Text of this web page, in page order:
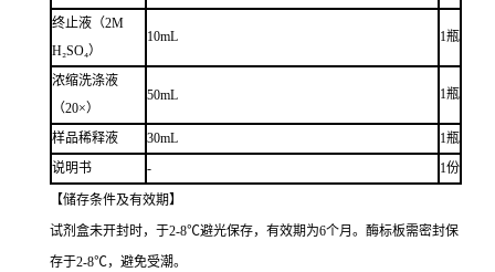
终止液（2M
H₂SO₄）
10mL 1瓶
浓缩洗涤液
（20×）
50mL 1瓶
样品稀释液 30mL
1瓶
说明书
- 1份
【储存条件及有效期】
试剂盒未开封时，于2-8℃避光保存，有效期为6个月。酶标板需密封保
存于2-8℃，避免受潮。